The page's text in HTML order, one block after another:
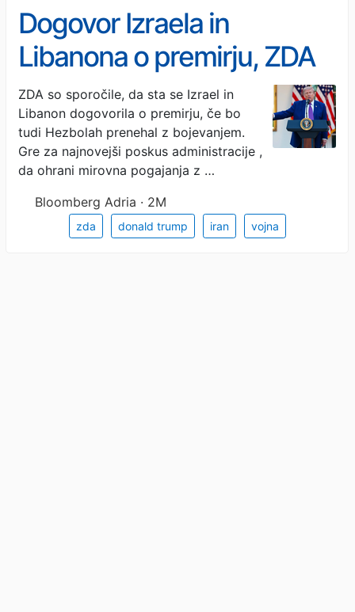
Dogovor Izraela in
Libanona o premirju, ZDA
in Iran si izmenjujeta
napade
ZDA so sporočile, da sta se Izrael in
Libanon dogovorila o premirju, če bo
tudi Hezbolah prenehal z bojevanjem.
Gre za najnovejši poskus administracije ,
da ohrani mirovna pogajanja z …
Bloomberg Adria · 2M
zda donald trump iran vojna